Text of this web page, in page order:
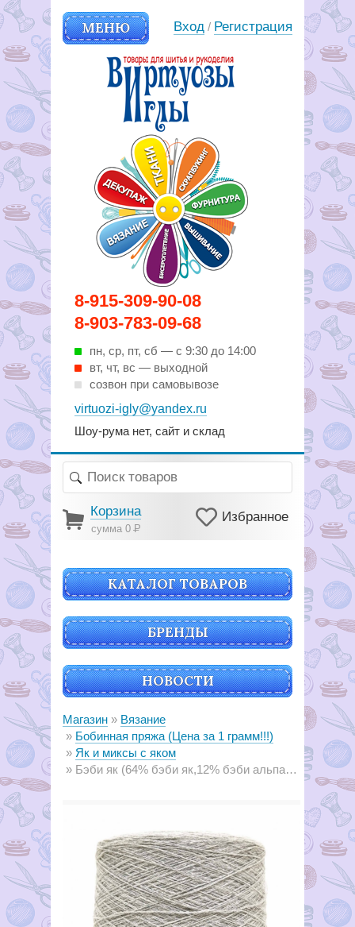
8-915-309-90-08
8-903-783-09-68
пн, ср, пт, cб — с 9:30 до 14:00
вт, чт, вс — выходной
созвон при самовывозе
virtuozi-igly@yandex.ru
Шоу-рума нет, сайт и склад
МЕНЮ
Вирутозы иглы. Товары для
шитья и рукоделья
Вход / Регистрация
Корзина
сумма 0Р
Избранное
КАТАЛОГ ТОВАРОВ
БРЕНДЫ
НОВОСТИ
Магазин
Вязание
Бобинная пряжа (Цена за 1 грамм!!!)
Як и миксы с яком
Бэби як (64% бэби як,12% бэби альпака,7% шерсть,17% полиэстер, 7м/1г) 01 светло-серый С11В